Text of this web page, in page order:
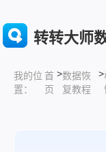
转转大师
我的位
置：
首
页
>数据恢
复教程
>